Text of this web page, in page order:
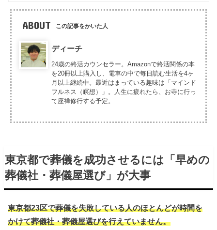
ABOUT この記事をかいた人
ディーチ
24歳の終活カウンセラー。Amazonで終活関係の本
を20冊以上購入し、電車の中で毎日読む生活を4ヶ
月以上継続中。最近はまっている趣味は「マインド
フルネス（瞑想）」。人生に疲れたら、お寺に行っ
て座禅修行する予定。
東京都で葬儀を成功させるには「早めの
葬儀社・葬儀屋選び」が大事
東京都23区で葬儀を失敗している人のほとんどが時間を
かけて葬儀社・葬儀屋選びを行えていません。